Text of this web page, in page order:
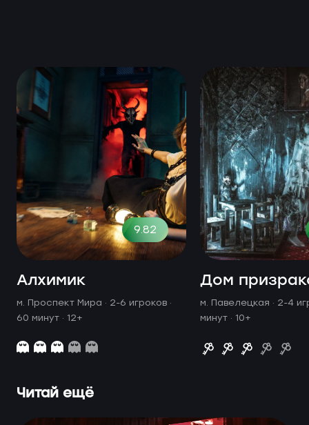
9.82
Алхимик
м. Проспект Мира · 2-6 игроков ·
60 минут · 12+
Дом
м. Павелецкая · 2-4
минут · 10+
Читай ещё